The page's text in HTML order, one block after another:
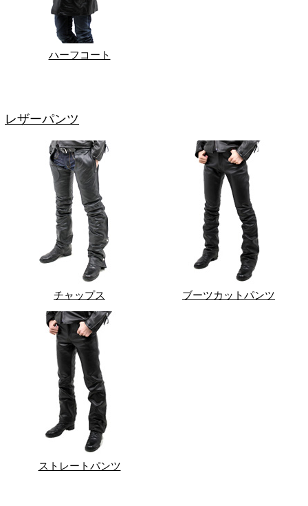
ハーフコート
レザーパンツ
チャップス ブーツカットパンツ
ストレートパンツ